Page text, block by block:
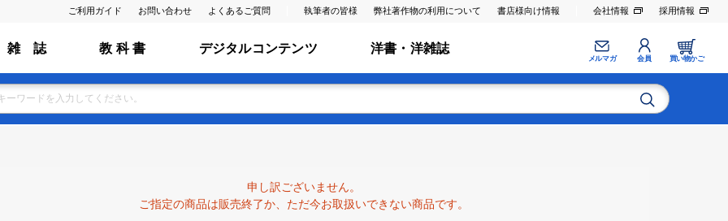
ご利用ガイド お問い合わせ よくあるご質問 執筆者の皆様 弊社著作物の利用について 書店様向け情報 会社情報 採用情報
雑 誌 教 科 書 デジタルコンテンツ 洋書・洋雑誌
メルマガ 会員 買い物かご
申し訳ございません。
ご指定の商品は販売終了か、ただ今お取扱いできない商品です。